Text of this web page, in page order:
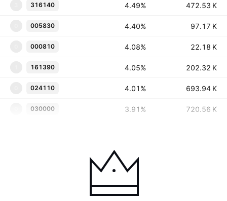
316140 4.49% ‪‪472.53 K‬‬
005830 4.40% ‪‪97.17 K‬‬
000810 4.08% ‪‪22.18 K‬‬
161390 4.05% ‪‪202.32 K‬‬
024110 4.01% ‪‪693.94 K‬‬
030000 3.91% ‪‪720.56 K‬‬